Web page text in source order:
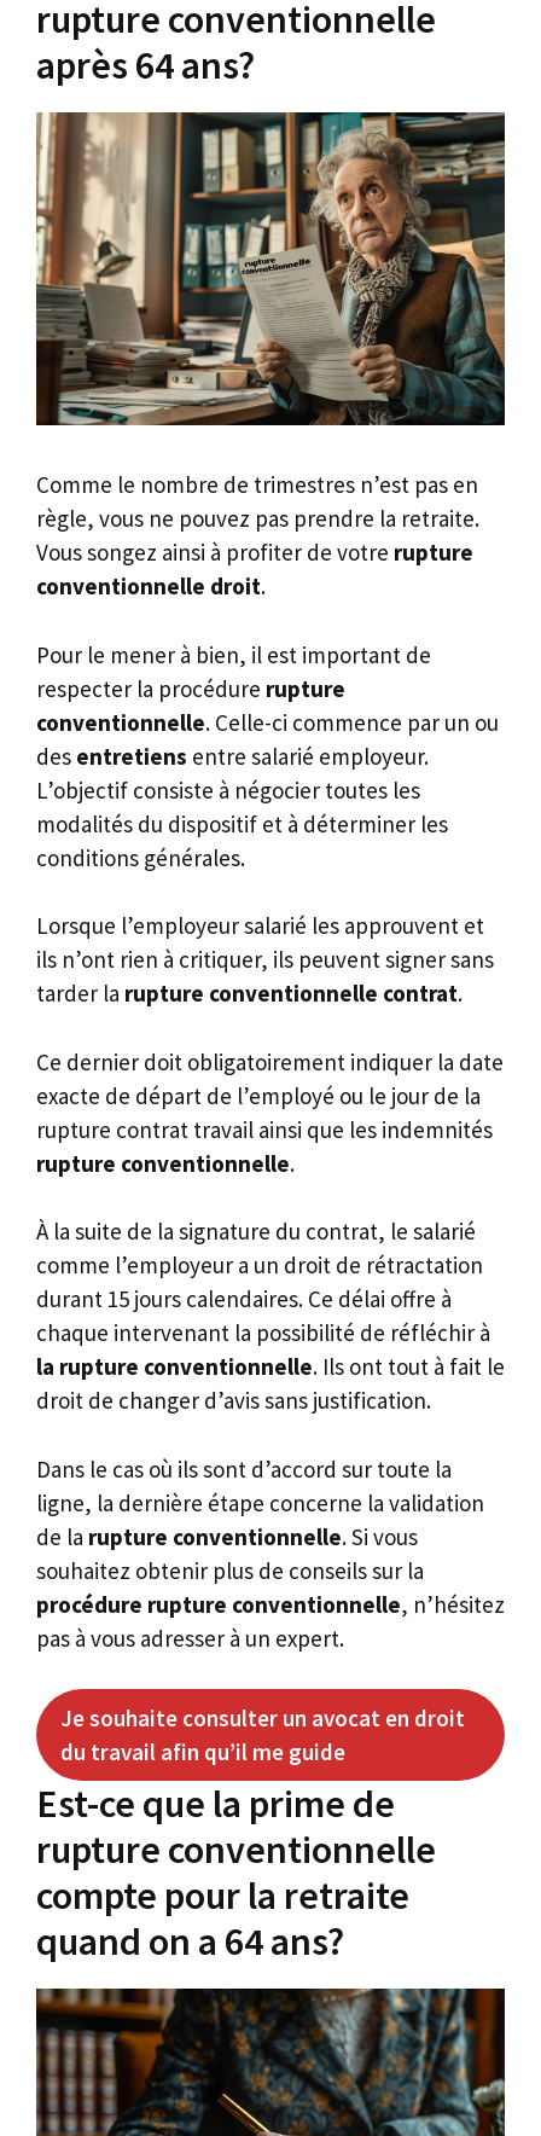
rupture conventionnelle
après 64 ans?
Comme le nombre de trimestres n’est pas en
règle, vous ne pouvez pas prendre la retraite.
Vous songez ainsi à profiter de votre rupture
conventionnelle droit.
Pour le mener à bien, il est important de
respecter la procédure rupture
conventionnelle. Celle-ci commence par un ou
des entretiens entre salarié employeur.
L’objectif consiste à négocier toutes les
modalités du dispositif et à déterminer les
conditions générales.
Lorsque l’employeur salarié les approuvent et
ils n’ont rien à critiquer, ils peuvent signer sans
tarder la rupture conventionnelle contrat.
Ce dernier doit obligatoirement indiquer la date
exacte de départ de l’employé ou le jour de la
rupture contrat travail ainsi que les indemnités
rupture conventionnelle.
À la suite de la signature du contrat, le salarié
comme l’employeur a un droit de rétractation
durant 15 jours calendaires. Ce délai offre à
chaque intervenant la possibilité de réfléchir à
la rupture conventionnelle. Ils ont tout à fait le
droit de changer d’avis sans justification.
Dans le cas où ils sont d’accord sur toute la
ligne, la dernière étape concerne la validation
de la rupture conventionnelle. Si vous
souhaitez obtenir plus de conseils sur la
procédure rupture conventionnelle, n’hésitez
pas à vous adresser à un expert.
Je souhaite consulter un avocat en droit
du travail afin qu’il me guide
Est-ce que la prime de
rupture conventionnelle
compte pour la retraite
quand on a 64 ans?